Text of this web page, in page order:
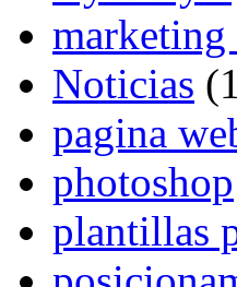
marketing
Noticias
pagina
photoshop
plantillas